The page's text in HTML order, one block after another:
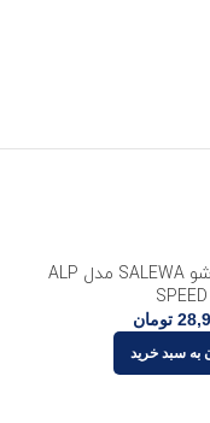
باتوم تاشو SALEWA مدل ALP
تومان
به سبد خرید